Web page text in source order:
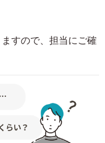
すので、担当にご確